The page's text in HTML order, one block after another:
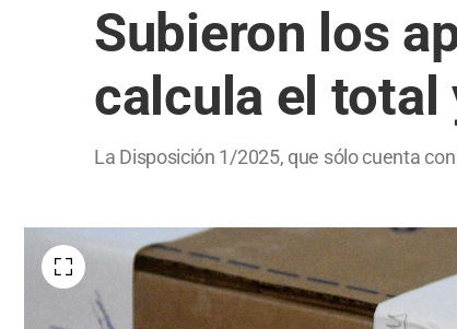
Subieron los
calcula el total
La Disposición 1/2025, que sólo cuenta